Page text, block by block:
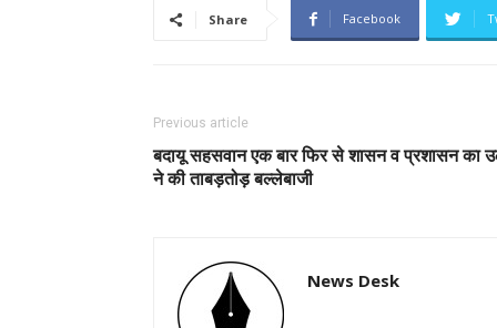
Share Facebook
Previous article
बदायू सहसवान एक बार फिर से शासन व प्रशासन का
ने की ताबड़तोड़ बल्लेबाजी
News Desk